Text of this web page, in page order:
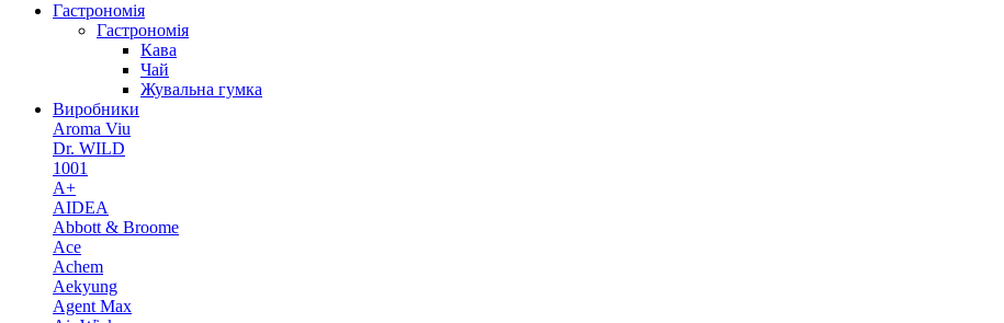
Гастрономія
Гастрономія
Кава
Чай
Жувальна гумка
Виробники
Aroma Viu
Dr. WILD
1001
A+
AIDEA
Abbott & Broome
Ace
Achem
Aekyung
Agent Max